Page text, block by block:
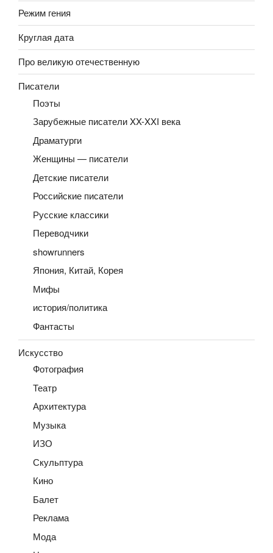
Режим гения
Круглая дата
Про великую отечественную
Писатели
Поэты
Зарубежные писатели XX-XXI века
Драматурги
Женщины — писатели
Детские писатели
Российские писатели
Русские классики
Переводчики
showrunners
Япония, Китай, Корея
Мифы
история/политика
Фантасты
Искусство
Фотография
Театр
Архитектура
Музыка
ИЗО
Скульптура
Кино
Балет
Реклама
Мода